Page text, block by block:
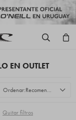
EN OUTLET
Recomendados
Quitar filtros